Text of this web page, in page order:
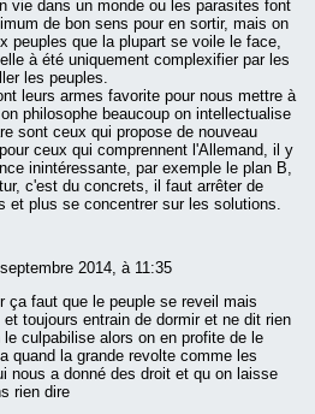
vie dans un monde ou les parasites font
de bon sens pour en sortir, mais on
peuples que la plupart se voile le face,
à été uniquement complexifier par les
les peuples.
leurs armes favorite pour nous mettre à
philosophe beaucoup on intellectualise
sont ceux qui propose de nouveau
ceux qui comprennent l'Allemand, il y
inintéressante, par exemple le plan B,
c'est du concrets, il faut arrêter de
et plus se concentrer sur les solutions.
2014, à 11:35
ça faut que le peuple se reveil mais
toujours entrain de dormir et ne dit rien
le culpabilise alors on en profite de le
quand la grande revolte comme les
nous a donné des droit et qu on laisse
rien dire